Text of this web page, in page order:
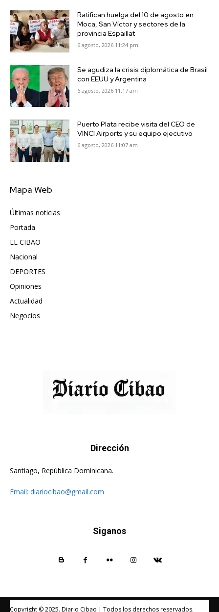
Ratifican huelga del 10 de agosto en
Moca, San Víctor y sectores de la
provincia Espaillat
6 agosto, 2026 11:24 pm
Se agudiza la crisis diplomática de Brasil
con EEUU y Argentina
6 agosto, 2026 11:17 am
Puerto Plata recibe visita del CEO de
VINCI Airports y su equipo ejecutivo
6 agosto, 2026 11:07 am
Mapa Web
Últimas noticias
Portada
EL CIBAO
Nacional
DEPORTES
Opiniones
Actualidad
Negocios
Dirección
Santiago, República Dominicana.
Email: diariocibao@gmail.com
Siganos
Copyright © 2025. Diario Cibao | Todos los derechos reservados.